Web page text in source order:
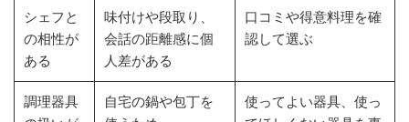
シェフと
の相性が
ある
味付けや段取り、
会話の距離感に個
人差がある
口コミや得意料理を確
認して選ぶ
調理器具
自宅の鍋や包丁を
使ってよい器具、使っ